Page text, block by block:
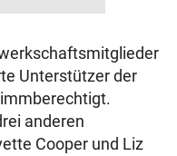
Unterstützer der
anderen
Cooper und Liz